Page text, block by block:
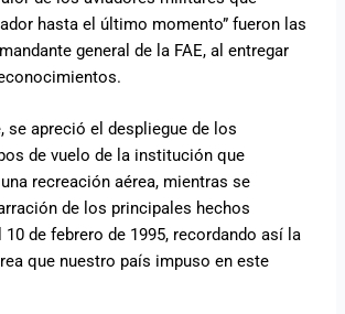
hasta el último momento” fueron las
general de la FAE, al entregar
se apreció el despliegue de los
de vuelo de la institución que
recreación aérea, mientras se
de los principales hechos
de febrero de 1995, recordando así la
que nuestro país impuso en este